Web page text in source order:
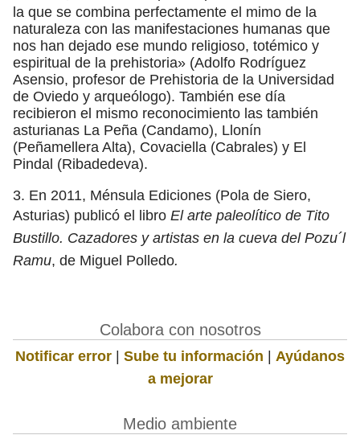
la que se combina perfectamente el mimo de la
naturaleza con las manifestaciones humanas que
nos han dejado ese mundo religioso, totémico y
espiritual de la prehistoria» (Adolfo Rodríguez
Asensio, profesor de Prehistoria de la Universidad
de Oviedo y arqueólogo). También ese día
recibieron el mismo reconocimiento las también
asturianas La Peña (Candamo), Llonín
(Peñamellera Alta), Covaciella (Cabrales) y El
Pindal (Ribadedeva).
3. En 2011, Ménsula Ediciones (Pola de Siero,
Asturias) publicó el libro El arte paleolítico de Tito
Bustillo. Cazadores y artistas en la cueva del Pozu´l
Ramu, de Miguel Polledo.
Colabora con nosotros
Notificar error | Sube tu información | Ayúdanos
a mejorar
Medio ambiente